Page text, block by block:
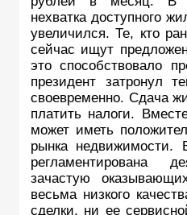
нехватка доступного
увеличился. Те, кто
сейчас ищут
это способствовало
президент затронул
своевременно. Сдача
платить налоги.
может иметь
рынка недвижимости.
регламентирована
зачастую
весьма низкого
сделки, ни ее